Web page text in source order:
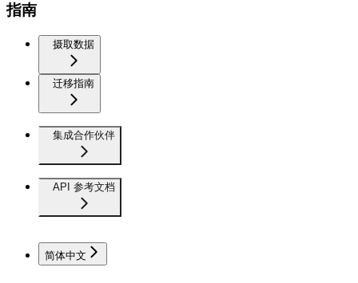
指南
摄取数据
迁移指南
集成合作伙伴
API 参考文档
简体中文